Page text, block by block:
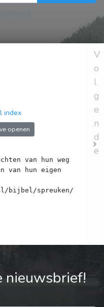
index
openen
van hun weg
van hun eigen
bijbel/spreuken/
V
o
l
g
e
n
d
e
nieuwsbrief!